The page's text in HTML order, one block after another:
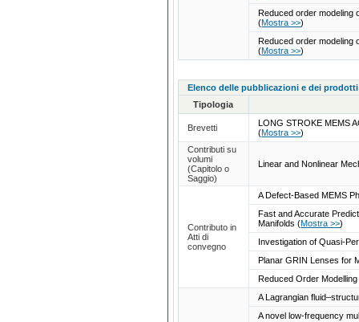
Reduced order modeling
(Mostra >>)
Reduced order modeling
(Mostra >>)
Elenco delle pubblicazioni e dei
Tipologia
Brevetti
LONG STROKE MEMS
(Mostra >>)
Contributi su
volumi
(Capitolo o
Saggio)
Linear and Nonlinear
Contributo in
Atti di
convegno
A Defect-Based MEMS
Fast and Accurate
Manifolds(Mostra >>)
Investigation of Quasi-
Planar GRIN Lenses for
Reduced Order
A Lagrangian
A novel low-frequency